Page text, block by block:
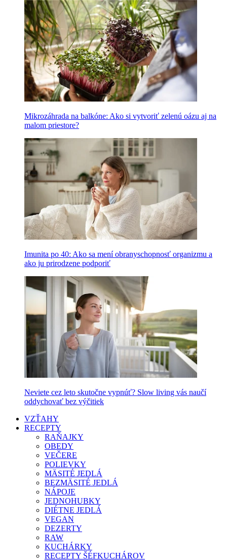
Mikrozáhrada na balkóne: Ako si vytvoriť zelenú oázu aj na
malom priestore?
Imunita po 40: Ako sa mení obranyschopnosť organizmu a
ako ju prirodzene podporiť
Neviete cez leto skutočne vypnúť? Slow living vás naučí
oddychovať bez výčitiek
VZŤAHY
RECEPTY
RAŇAJKY
OBEDY
VEČERE
POLIEVKY
MÄSITÉ JEDLÁ
BEZMÄSITÉ JEDLÁ
NÁPOJE
JEDNOHUBKY
DIÉTNE JEDLÁ
VEGAN
DEZERTY
RAW
KUCHÁRKY
RECEPTY ŠÉFKUCHÁROV